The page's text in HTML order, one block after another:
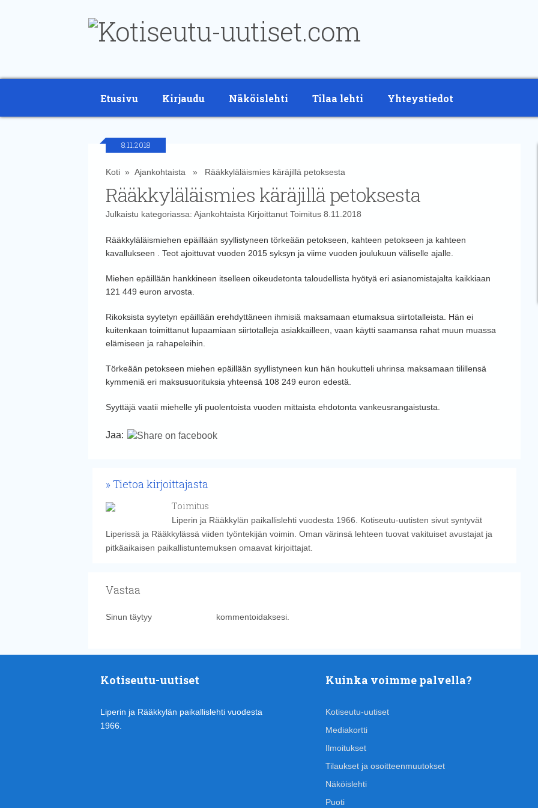
Etusivu Kirjaudu Näköislehti Tilaa lehti Yhteystiedot
8.11.2018
Koti» Ajankohtaista » Rääkkyläläismies käräjillä petoksesta
Rääkkyläläismies käräjillä petoksesta
Julkaistu kategoriassa: Ajankohtaista Kirjoittanut Toimitus8.11.2018
Rääkkyläläismiehen epäillään syyllistyneen törkeään petokseen, kahteen petokseen ja kahteen
kavallukseen . Teot ajoittuvat vuoden 2015 syksyn ja viime vuoden joulukuun väliselle ajalle.
Miehen epäillään hankkineen itselleen oikeudetonta taloudellista hyötyä eri asianomistajalta kaikkiaan
121 449 euron arvosta.
Rikoksista syytetyn epäillään erehdyttäneen ihmisiä maksamaan etumaksua siirtotalleista. Hän ei
kuitenkaan toimittanut lupaamiaan siirtotalleja asiakkailleen, vaan käytti saamansa rahat muun muassa
elämiseen ja rahapeleihin.
Törkeään petokseen miehen epäillään syyllistyneen kun hän houkutteli uhrinsa maksamaan tilillensä
kymmeniä eri maksusuorituksia yhteensä 108 249 euron edestä.
Syyttäjä vaatii miehelle yli puolentoista vuoden mittaista ehdotonta vankeusrangaistusta.
Jaa:
Tietoa kirjoittajasta
Toimitus
Liperin ja Rääkkylän paikallislehti vuodesta 1966. Kotiseutu-uutisten sivut syntyvät
Liperissä ja Rääkkylässä viiden työntekijän voimin. Oman värinsä lehteen tuovat vakituiset avustajat ja
pitkäaikaisen paikallistuntemuksen omaavat kirjoittajat.
Vastaa
Sinun täytyy kommentoidaksesi.
Kotiseutu-uutiset
Liperin ja Rääkkylän paikallislehti vuodesta
1966.
Kuinka voimme palvella?
Kotiseutu-uutiset
Mediakortti
Ilmoitukset
Tilaukset ja osoitteenmuutokset
Näköislehti
Puoti